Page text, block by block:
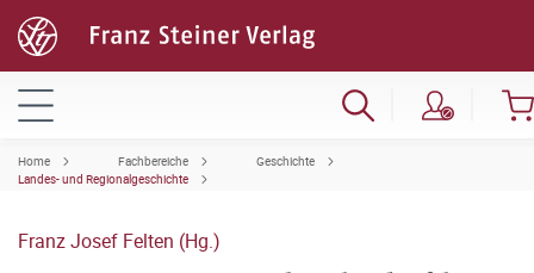
Home Fachbereiche
Geschichte
Landes- und Regionalgeschichte
Franz Josef Felten (Hg.)